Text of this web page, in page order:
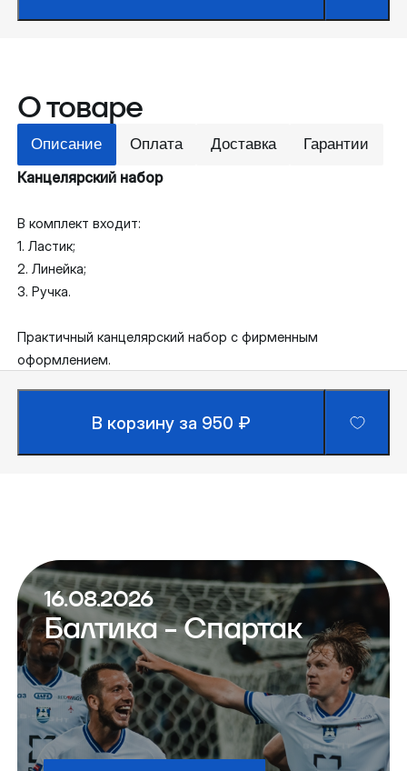
О товаре
Описание Оплата Доставка Гарантии
Канцелярский набор
В комплект входит:
1. Ластик;
2. Линейка;
3. Ручка.
Практичный канцелярский набор с фирменным
оформлением.
В корзину за 950 ₽
16.08.2026
Балтика - Спартак